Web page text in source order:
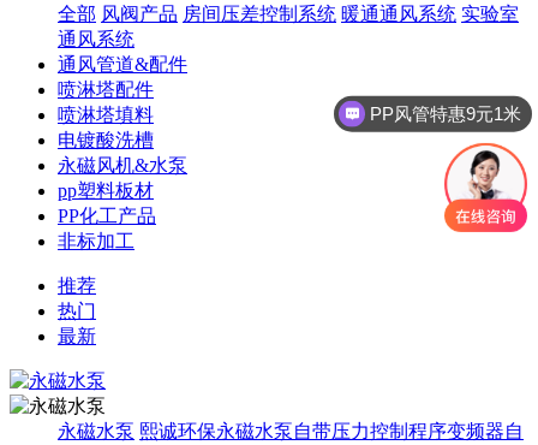
全部 风阀产品 房间压差控制系统 暖通通风系统 实验室
通风系统
通风管道&配件
喷淋塔配件
喷淋塔填料
电镀酸洗槽
永磁风机&水泵
pp塑料板材
PP化工产品
非标加工
推荐
热门
最新
永磁水泵 熙诚环保永磁水泵自带压力控制程序变频器自
PP风管特惠9元1米